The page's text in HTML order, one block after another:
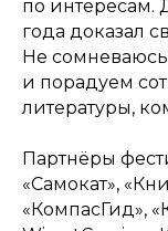
по интересам.
года доказал
Не
и порадуем
литературы,
Партнёры
«Самокат»,
«КомпасГид»,